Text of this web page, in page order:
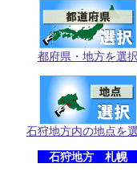
都府県・地方を選択
石狩地方内の地点を
石狩地方 札幌